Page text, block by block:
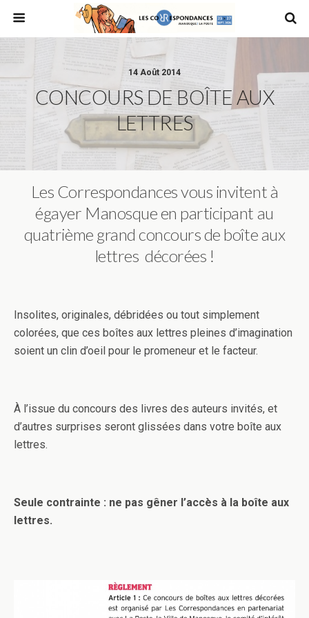
14 Août 2014
CONCOURS DE BOÎTE AUX
LETTRES
Les Correspondances vous invitent à
égayer Manosque en participant au
quatrième grand concours de boîte aux
lettres décorées !
Insolites, originales, débridées ou tout simplement
colorées, que ces boîtes aux lettres pleines d’imagination
soient un clin d’oeil pour le promeneur et le facteur.
À l’issue du concours des livres des auteurs invités, et
d’autres surprises seront glissées dans votre boîte aux
lettres.
Seule contrainte : ne pas gêner l’accès à la boîte aux
lettres.